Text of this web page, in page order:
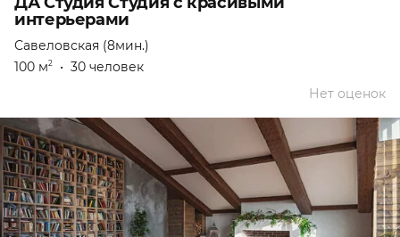
интерьерами
Савеловская (8мин.)
100 м2 • 30 человек
Нет оценок